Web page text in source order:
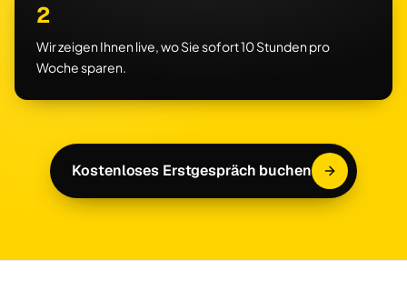
2
Wir zeigen Ihnen live, wo Sie sofort 10 Stunden pro
Woche sparen.
Kostenloses Erstgespräch buchen